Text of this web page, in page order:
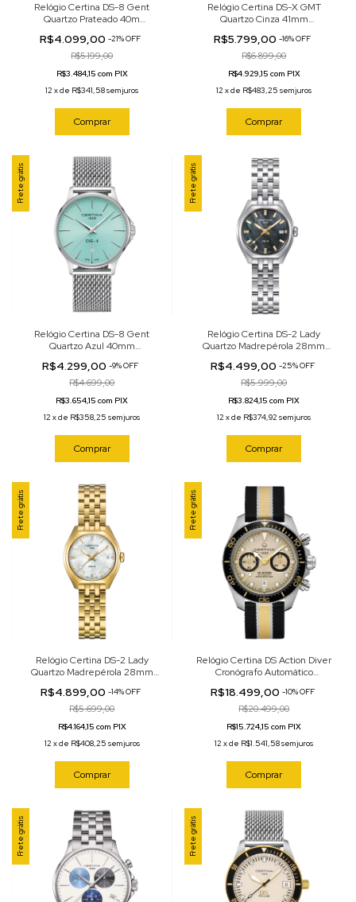
Relógio Certina DS-8 Gent
Quartzo Prateado 40m
R$4.099,00-21%OFF
R$5.199,00
R$3.484,15 com PIX
12 xde R$341,58sem juros
Comprar
Relógio Certina DS-X GMT
Quartzo Cinza 41mm
R$5.799,00-16%OFF
R$6.899,00
R$4.929,15 com PIX
12 xde R$483,25 sem juros
Comprar
Frete grátis
Relógio Certina DS-8 Gent
Quartzo Azul 40mm
R$4.299,00-9%OFF
R$4.699,00
R$3.654,15 com PIX
12 xde R$358,25 sem juros
Comprar
Frete grátis
Relógio Certina DS-2 Lady
Quartzo Madrepérola 28mm
R$4.499,00 -25%OFF
R$5.999,00
R$3.824,15 com PIX
12 xde R$374,92 sem juros
Comprar
Frete grátis
Relógio Certina DS-2 Lady
Quartzo Madrepérola 28mm
R$4.899,00 -14%OFF
R$5.699,00
R$4.164,15 com PIX
12 xde R$408,25 sem juros
Comprar
Frete grátis
Relógio Certina DS Action Diver
Cronógrafo Automático
C032.827.18.271.00
R$18.499,00 -10%OFF
R$20.499,00
R$15.724,15 com PIX
12 xde R$1.541,58sem juros
Comprar
Frete grátis Frete grátis